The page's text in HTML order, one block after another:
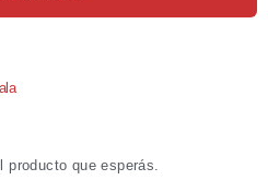
que esperás.